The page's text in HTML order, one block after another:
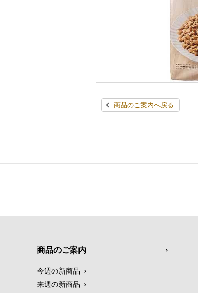
商品のご案内へ戻る
商品のご案内
今週の新商品
来週の新商品